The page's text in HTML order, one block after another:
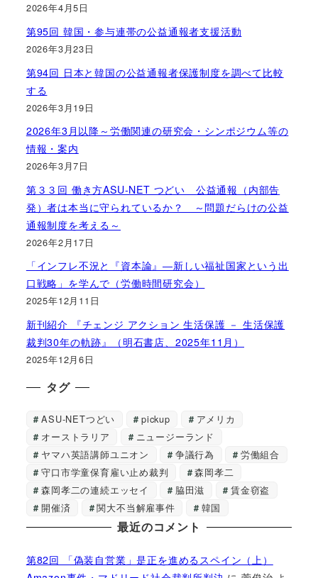
2026年4月5日
第95回 韓国・参与連帯の公益通報者支援活動
2026年3月23日
第94回 日本と韓国の公益通報者保護制度を調べて比較
する
2026年3月19日
2026年3月以降～労働関連の研究会・シンポジウム等の
情報・案内
2026年3月7日
第３３回 働き方ASU-NET つどい 公益通報（内部告
発）者は本当に守られているか？ ～問題だらけの公益
通報制度を考える～
2026年2月17日
「インフレ不況と『資本論』―新しい福祉国家という出
口戦略」を学んで（労働時間研究会）
2025年12月11日
新刊紹介 『チェンジ アクション 生活保護 － 生活保護
裁判30年の軌跡』（明石書店、2025年11月）
2025年12月6日
タグ
ASU-NETつどい pickup
アメリカ
オーストラリア
ニュージーランド
ヤマハ英語講師ユニオン
争議行為
労働組合
守口市学童保育雇い止め裁判
森岡孝二
森岡孝二の連続エッセイ
脇田滋
賃金窃盗
開催済
関大不当解雇事件 韓国
最近のコメント
第82回 「偽装自営業」是正を進めるスペイン（上）